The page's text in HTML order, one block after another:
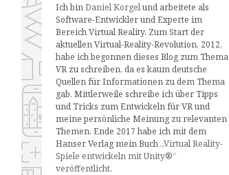
Ich binDaniel Korgelund arbeitete als
Software-Entwickler und Experte im
Bereich Virtual Reality. Zum Start der
aktuellen Virtual-Reality-Revolution, 2012,
habe ich begonnen dieses Blog zum Thema
VR zu schreiben, da es kaum deutsche
Quellen für Informationen zu dem Thema
gab. Mittlerweile schreibe ich über Tipps
und Tricks zum Entwickeln für VR und
meine persönliche Meinung zu relevanten
Themen. Ende 2017 habe ich mit dem
Hanser Verlag mein Buch „Virtual Reality-
Spiele entwickeln mit Unity®“
veröffentlicht.